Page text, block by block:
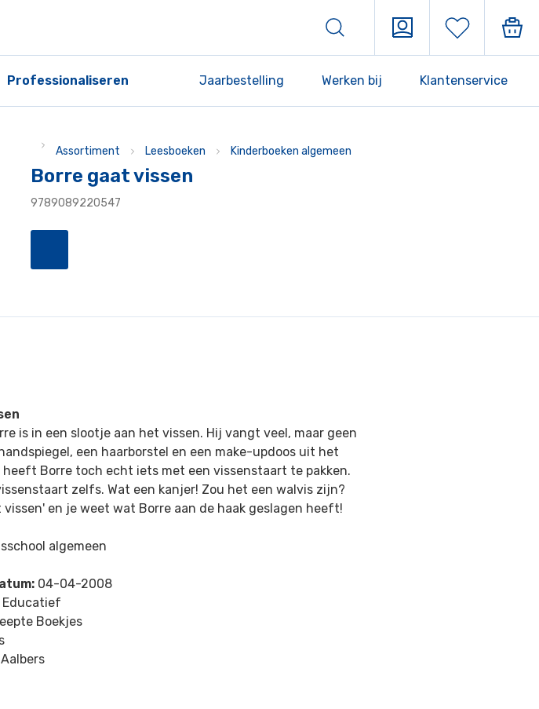
Professionaliseren Jaarbestelling Werken bij Klantenservice
Assortiment Leesboeken Kinderboeken algemeen
Borre gaat vissen
9789089220547
is in een slootje aan het vissen. Hij vangt veel, maar geen
een haarborstel en een make-updoos uit het
heeft Borre toch echt iets met een vissenstaart te pakken.
zelfs. Wat een kanjer! Zou het een walvis zijn?
vissen' en je weet wat Borre aan de haak geslagen heeft!
algemeen
04-04-2008
Educatief
Boekjes